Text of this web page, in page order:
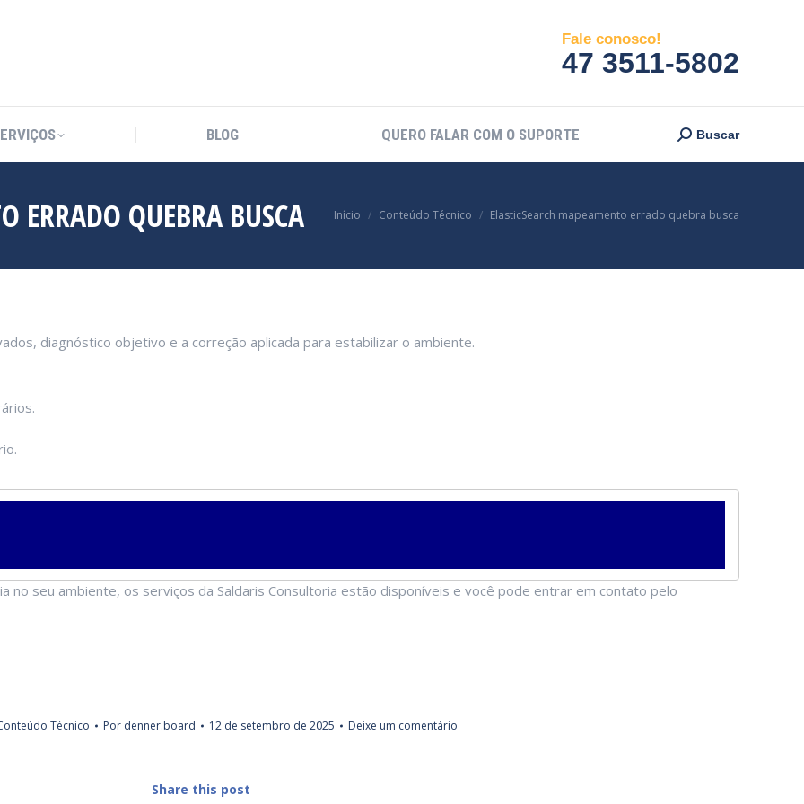
Fale conosco!
47 3511-5802
BLOG QUERO FALAR COM O SUPORTE Search:
Buscar
ERRADO QUEBRA BUSCA Você está aqui:
Início Conteúdo Técnico ElasticSearch mapeamento errado quebra busca
diagnóstico objetivo e a correção aplicada para estabilizar o ambiente.
no seu ambiente, os serviços da Saldaris Consultoria estão disponíveis e você pode entrar em contato pelo
Técnico Por denner.board 12 de setembro de 2025 Deixe um comentário
Share this post